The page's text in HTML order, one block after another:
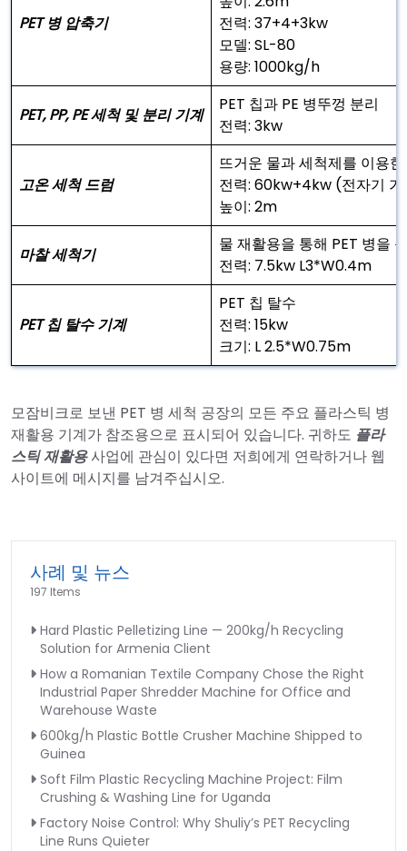
PET 병 압축기
전력: 37+4+3kw
모델: SL-80
용량: 1000kg/h
PET, PP, PE 세척 및 분리 기계
PET 칩과 PE 병뚜껑 분리
전력: 3kw
고온 세척 드럼
뜨거운 물과 세척제를 이용
전력: 60kw+4kw (전자기
높이: 2m
마찰 세척기
물 재활용을 통해 PET 병을
전력: 7.5kw L3*W0.4m
PET 칩 탈수 기계
PET 칩 탈수
전력: 15kw
크기: L 2.5*W0.75m
모잠비크로 보낸 PET 병 세척 공장의 모든 주요 플라스틱 병
재활용 기계가 참조용으로 표시되어 있습니다. 귀하도 플라
스틱 재활용사업에 관심이 있다면 저희에게 연락하거나 웹
사이트에 메시지를 남겨주십시오.
사례 및 뉴스
197 Items
Hard Plastic Pelletizing Line — 200kg/h Recycling
Solution for Armenia Client
How a Romanian Textile Company Chose the Right
Industrial Paper Shredder Machine for Office and
Warehouse Waste
600kg/h Plastic Bottle Crusher Machine Shipped to
Guinea
Soft Film Plastic Recycling Machine Project: Film
Crushing & Washing Line for Uganda
Factory Noise Control: Why Shuliy’s PET Recycling
Line Runs Quieter